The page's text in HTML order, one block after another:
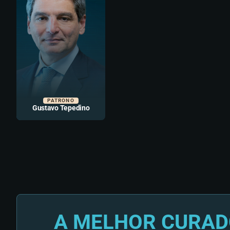
PATRONO
Gustavo Tepedino
A MELHOR